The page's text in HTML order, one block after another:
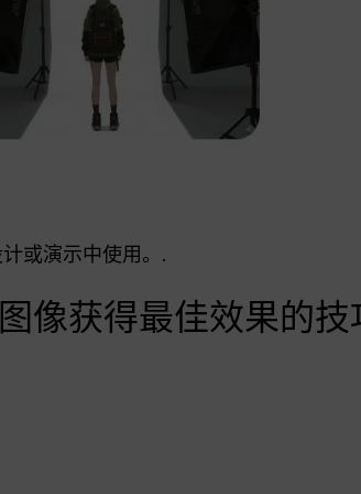
或演示中使用。.
像获得最佳效果的技